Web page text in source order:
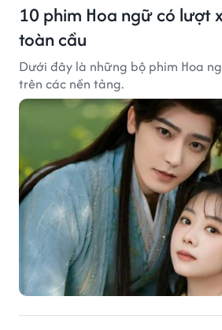
10 phim Hoa ngữ có lượt
toàn cầu
Dưới đây là những bộ phim Hoa
trên các nền tảng.